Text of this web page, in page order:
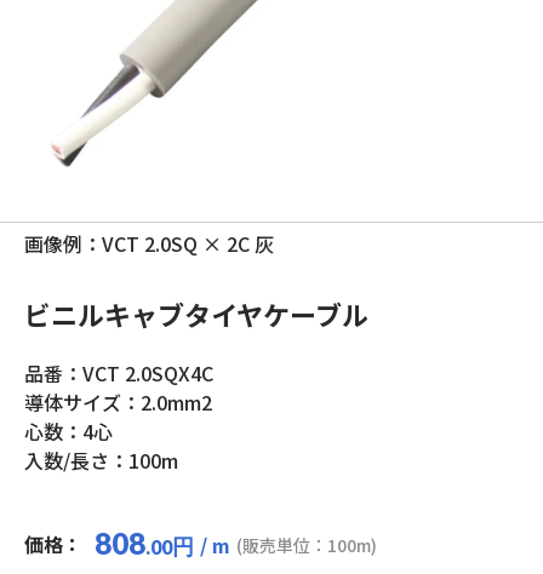
画像例：VCT 2.0SQ × 2C 灰
ビニルキャブタイヤケーブル
品番：VCT 2.0SQX4C
導体サイズ：2.0mm2
心数：4心
入数/長さ：100m
価格： 808.00円 / m (販売単位：100m)